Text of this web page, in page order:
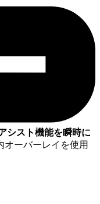
シスト機能を瞬時に
オーバーレイを使用